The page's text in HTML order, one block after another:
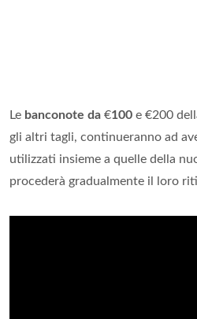
Le banconote da €100 e €200
gli altri tagli, continueranno ad
utilizzati insieme a quelle della
procederà gradualmente il loro